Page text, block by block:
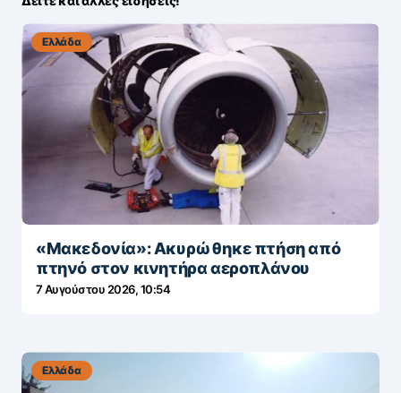
Ελλάδα
«Μακεδονία»: Ακυρώθηκε πτήση από
πτηνό στον κινητήρα αεροπλάνου
7 Αυγούστου 2026, 10:54
Ελλάδα